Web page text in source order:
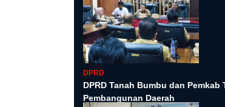
DPRD
DPRD Tanah Bumbu dan
Pembangunan Daerah